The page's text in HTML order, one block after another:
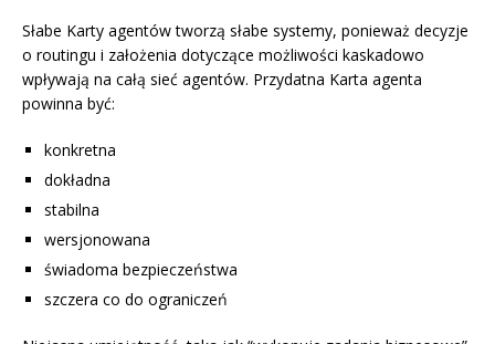
Słabe Karty agentów tworzą słabe systemy, ponieważ decyzje
o routingu i założenia dotyczące możliwości kaskadowo
wpływają na całą sieć agentów. Przydatna Karta agenta
powinna być:
konkretna
dokładna
stabilna
wersjonowana
świadoma bezpieczeństwa
szczera co do ograniczeń